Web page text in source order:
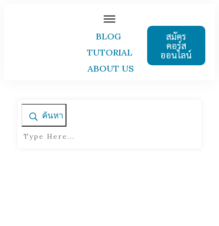
BLOG
TUTORIAL
ABOUT US
สมัคร
คอร์ส
ออนไลน์
ค้นหา